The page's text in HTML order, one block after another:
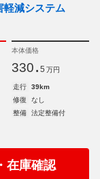
軽減システム
本体価格
330. 5 万円
走行
39km
修復
なし
整備
法定整備付
在庫確認